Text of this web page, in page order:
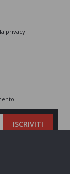
privacy
ISCRIVITI